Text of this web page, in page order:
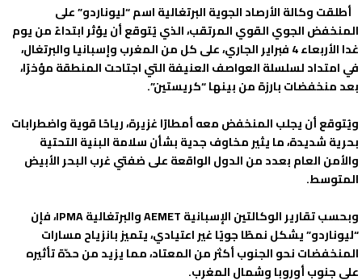
أطلقت وكالة الأرصاد الجوية البرتغالية اسم “ليوناردو” على
المنخفض الجوي القوي المرتقب، الذي يُتوقع أن يؤثر ابتداءً من يوم
غدا الأربعاء 4 فبراير الجاري، على كل من المغرب وإسبانيا والبرتغال،
في امتداد لسلسلة العواصف العنيفة التي اجتاحت المنطقة مؤخرًا،
بعد منخفضات بارزة من بينها “كريستين”.
ويُتوقع أن يجلب المنخفض معه أمطارًا غزيرة، رياحًا قوية واضطرابات
بحرية شديدة، ما يثير مخاوف جدية بشأن سلامة البنية التحتية
والأمن العام بعدد من الدول الواقعة على ضفتي غرب البحر الأبيض
المتوسط.
وبحسب تقارير الوكالتين الإسبانية AEMET والبرتغالية IPMA، فإن
“ليوناردو” يشكل نمطًا جويًا غير اعتيادي، يتميز بانزياح مسارات
المنخفضات نحو الجنوب أكثر من المعتاد، مما يزيد من حدّة تأثيره
على جنوب أوروبا وشمال المغرب.